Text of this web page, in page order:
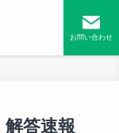
お問い合わせ
解答速報